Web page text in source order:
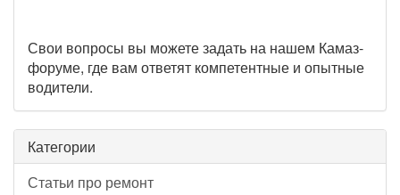
Свои вопросы вы можете задать на нашем Камаз-
форуме, где вам ответят компетентные и опытные
водители.
Категории
Статьи про ремонт